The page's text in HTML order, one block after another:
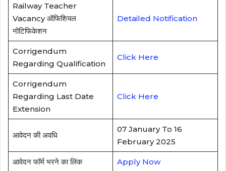
Railway Teacher
Vacancy ऑफिशियल
नोटिफिकेशन
Detailed Notification
Corrigendum
Regarding Qualification
Click Here
Corrigendum
Regarding Last Date
Extension
Click Here
आवेदन की अवधि
07 January To 16
February 2025
आवेदन फॉर्म भरने का लिंक Apply Now